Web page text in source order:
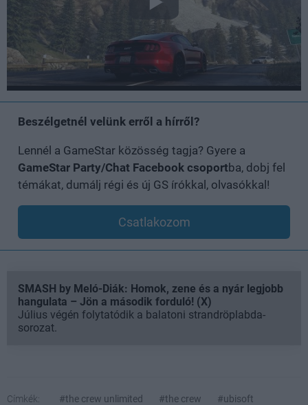
Beszélgetnél velünk erről a hírről?
Lennél a GameStar közösség tagja? Gyere a
GameStar Party/Chat Facebook csoportba, dobj fel
témákat, dumálj régi és új GS írókkal, olvasókkal!
Csatlakozom
SMASH by Meló-Diák: Homok, zene és a nyár legjobb
hangulata – Jön a második forduló! (X)
Július végén folytatódik a balatoni strandröplabda-
sorozat.
Címkék: #the crew unlimited #the crew #ubisoft